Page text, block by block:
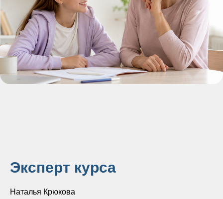
Эксперт курса
Наталья Крюкова